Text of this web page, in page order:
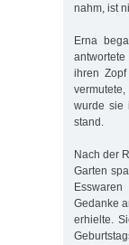
nahm, ist
Erna
ihren
wurde sie
stand.
Nach der
Garten
Gedanke
erhielte.